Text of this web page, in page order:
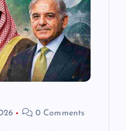
0 Comments